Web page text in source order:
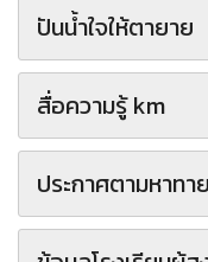
ปันน้ำใจให้ตายาย
สื่อความรู้ km
ประกาศตามหาท